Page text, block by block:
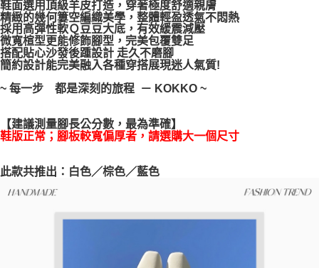
【「AFTEE先享後付」結帳流程】
１．於結帳方式選擇「AFTEE先享後付」後，將跳轉至「AFTEE先享後付」
結帳頁面，進行簡訊認證並確認金額後，即可完成結帳。
２．訂單成立數日內，您將收到繳費通知簡訊。
３．收到繳費通知簡訊後14天內，點擊此簡訊中的連結，可透過四大超商／
ATM／網路銀行／等多元方式進行付款，方視為交易完成。
※ 請注意：結帳手續完成當下不需立刻繳費，但若您需要取消訂單，請聯絡
購買商品的店家。未經商家同意取消之訂單仍視為有效，需透過AFTEE先享
※ 交易是否成功請以「AFTEE先享後付 」之結帳頁面顯示為準，若有關於
是否繳費成功／繳費後需取消欲退款等相關疑問，請聯繫「AFTEE先享後付
【注意事項】
易，需依本服務之必要範圍內提供個人資料，並將交易相關給付款項請求債
權轉讓予恩沛科技股份有限公司。
３．未成年的使用者請事先徵得法定代理人或監護人之同意方可使用
「AFTEE先享後付」，若未經同意申辦者引起之損失，本公司不負相關責
每筆NT$100，滿NT$999(含以上)免運費
鞋面選用頂級羊皮打造，穿著極度舒適親膚
精緻的幾何簍空編織美學，整體輕盈透氣不悶熱
採用高彈性軟Ｑ豆豆大底，有效緩震減壓
微寬楦型更能修飾腳型，完美包覆雙足
搭配貼心沙發後踵設計 走久不磨腳
簡約設計能完美融入各種穿搭展現迷人氣質!
~ 每一步 都是深刻的旅程 － KOKKO ~
【建議測量腳長公分數，最為準確】
鞋版正常；腳板較寬偏厚者，請選購大一個尺寸
此款共推出：白色／棕色／藍色